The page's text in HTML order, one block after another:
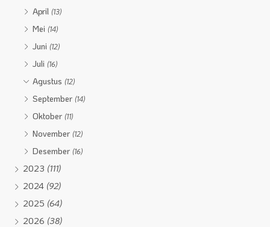
April(13)
Mei(14)
Juni(12)
Juli(16)
Agustus(12)
September(14)
Oktober(11)
November(12)
Desember(16)
2023 (111)
2024 (92)
2025 (64)
2026 (38)